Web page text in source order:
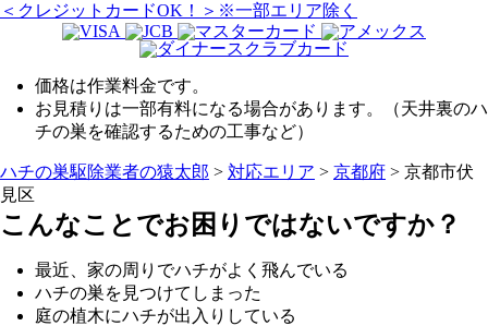
＜クレジットカードOK！＞※一部エリア除く
価格は作業料金です。
お見積りは一部有料になる場合があります。（天井裏のハ
チの巣を確認するための工事など）
ハチの巣駆除業者の猿太郎 > 対応エリア > 京都府 > 京都市伏
見区
こんなことでお困りではないですか？
最近、家の周りでハチがよく飛んでいる
ハチの巣を見つけてしまった
庭の植木にハチが出入りしている